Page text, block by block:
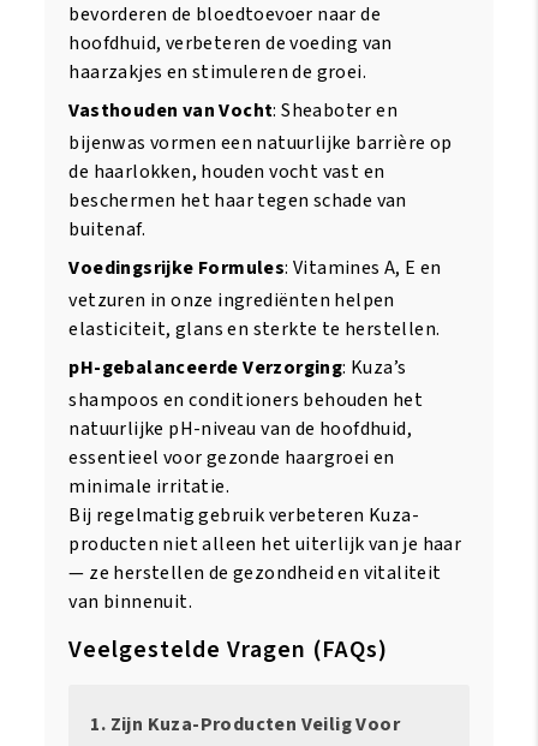
bevorderen de bloedtoevoer naar de
hoofdhuid, verbeteren de voeding van
haarzakjes en stimuleren de groei.
Vasthouden van Vocht: Sheaboter en
bijenwas vormen een natuurlijke barrière op
de haarlokken, houden vocht vast en
beschermen het haar tegen schade van
buitenaf.
Voedingsrijke Formules: Vitamines A, E en
vetzuren in onze ingrediënten helpen
elasticiteit, glans en sterkte te herstellen.
pH-gebalanceerde Verzorging: Kuza’s
shampoos en conditioners behouden het
natuurlijke pH-niveau van de hoofdhuid,
essentieel voor gezonde haargroei en
minimale irritatie.
Bij regelmatig gebruik verbeteren Kuza-
producten niet alleen het uiterlijk van je haar
— ze herstellen de gezondheid en vitaliteit
van binnenuit.
Veelgestelde Vragen (FAQs)
1. Zijn Kuza-Producten Veilig Voor